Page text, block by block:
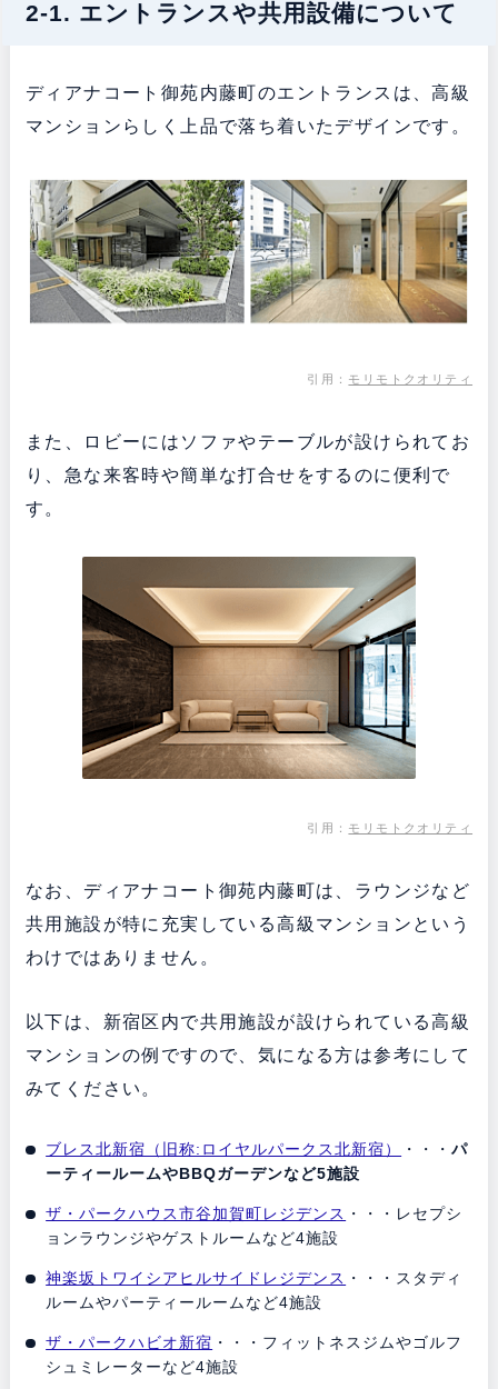
2-1. エントランスや共用設備について
ディアナコート御苑内藤町のエントランスは、高級
マンションらしく上品で落ち着いたデザインです。
引用： モリモトクオリティ
また、ロビーにはソファやテーブルが設けられてお
り、急な来客時や簡単な打合せをするのに便利で
す。
引用： モリモトクオリティ
なお、ディアナコート御苑内藤町は、ラウンジなど
共用施設が特に充実している高級マンションという
わけではありません。
以下は、新宿区内で共用施設が設けられている高級
マンションの例ですので、気になる方は参考にして
みてください。
ブレス北新宿（旧称:ロイヤルパークス北新宿） ・・・パ
ーティールームやBBQガーデンなど5施設
ザ・パークハウス市谷加賀町レジデンス ・・・レセプシ
ョンラウンジやゲストルームなど4施設
神楽坂トワイシアヒルサイドレジデンス ・・・スタディ
ルームやパーティールームなど4施設
ザ・パークハビオ新宿 ・・・フィットネスジムやゴルフ
シュミレーターなど4施設